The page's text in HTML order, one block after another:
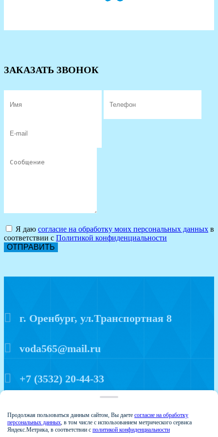
ЗАКАЗАТЬ ЗВОНОК
Я даю согласие на обработку моих персональных данных в
соответствии с Политикой конфиденциальности
ОТПРАВИТЬ
г. Оренбург, ул.Транспортная 8
voda565@mail.ru
+7 (3532) 20-44-33
Продолжая пользоваться данным сайтом, Вы даете согласие на обработку
персональных данных, в том числе с использованием метрического сервиса
Яндекс.Метрика, в соответствии с политикой конфиденциальности